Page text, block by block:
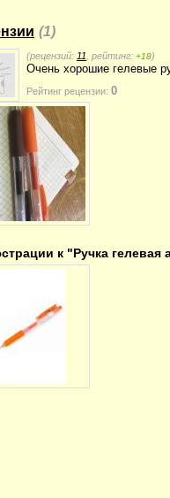
(1)
(рецензий: 11 , рейтинг: +18)
Очень хорошие гелевые
Рейтинг рецензии: 0
к "Ручка гелевая